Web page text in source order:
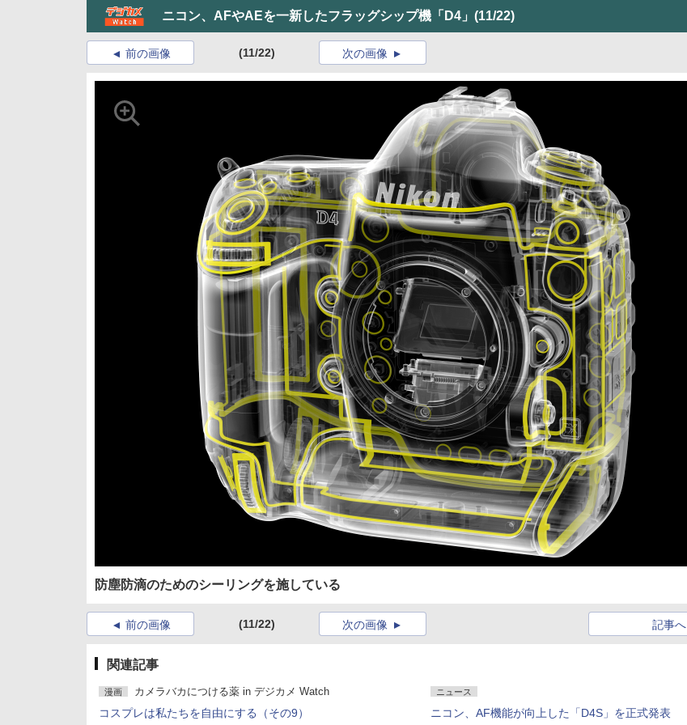
ニコン、AFやAEを一新したフラッグシップ機「D4」 (11/22)
前の画像 (11/22) 次の画像
防塵防滴のためのシーリングを施している
前の画像 (11/22) 記事へ
次の画像
関連記事
漫画 カメラバカにつける薬 in デジカメ Watch
コスプレは私たちを自由にする（その9）
ニュース
ニコン、AF機能が向上した「D4S」を正式発表